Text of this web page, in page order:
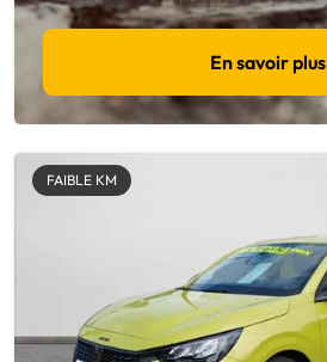
En savoir plus
FAIBLE KM